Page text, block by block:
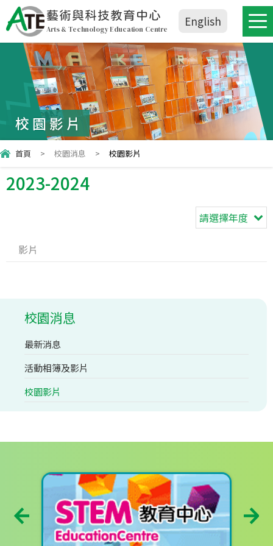
藝術與科技教育中心
Arts & Technology Education Centre
English
校園影片
首頁 > 校園消息 > 校園影片
2023-2024
請選擇年度
影片
校園消息
最新消息
活動相簿及影片
校園影片